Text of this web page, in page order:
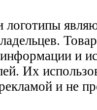
логотипы
и
Их
и не